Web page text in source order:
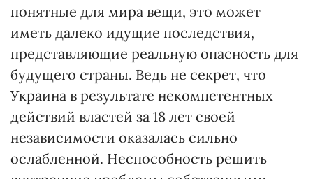
понятные для мира вещи, это может
иметь далеко идущие последствия,
представляющие реальную опасность для
будущего страны. Ведь не секрет, что
Украина в результате некомпетентных
действий властей за 18 лет своей
независимости оказалась сильно
ослабленной. Неспособность решить